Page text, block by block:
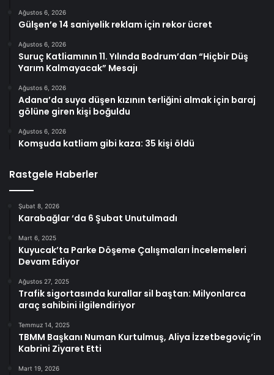
Ağustos 6, 2026
Gülşen’e 14 saniyelik reklam için rekor ücret
Ağustos 6, 2026
Suruç Katliamının 11. Yılında Bodrum’dan “Hiçbir Düş
Yarım Kalmayacak” Mesajı
Ağustos 6, 2026
Adana’da suya düşen kızının terliğini almak için baraj
gölüne giren kişi boğuldu
Ağustos 6, 2026
Komşuda katliam gibi kaza: 35 kişi öldü
Rastgele Haberler
Şubat 8, 2026
Karabağlar ‘da 6 Şubat Unutulmadı
Mart 6, 2025
Kuyucak’ta Parke Döşeme Çalışmaları İncelemeleri
Devam Ediyor
Ağustos 27, 2025
Trafik sigortasında kurallar sil baştan: Milyonlarca
araç sahibini ilgilendiriyor
Temmuz 14, 2025
TBMM Başkanı Numan Kurtulmuş, Aliya İzzetbegoviç’in
Kabrini Ziyaret Etti
Mart 19, 2026